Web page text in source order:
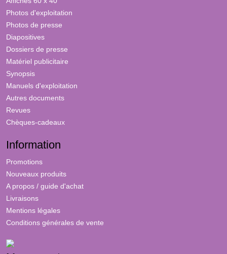
Photos d'exploitation
Photos de presse
Diapositives
Dossiers de presse
Matériel publicitaire
Synopsis
Manuels d'exploitation
Autres documents
Revues
Chèques-cadeaux
Information
Promotions
Nouveaux produits
A propos / guide d'achat
Livraisons
Mentions légales
Conditions générales de vente